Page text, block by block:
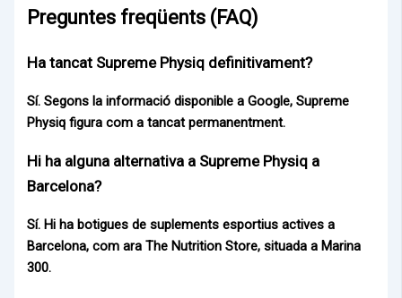
Preguntes freqüents (FAQ)
Ha tancat Supreme Physiq definitivament?
Sí. Segons la informació disponible a Google, Supreme
Physiq figura com a tancat permanentment.
Hi ha alguna alternativa a Supreme Physiq a
Barcelona?
Sí. Hi ha botigues de suplements esportius actives a
Barcelona, com araThe Nutrition Store, situada aMarina
300.